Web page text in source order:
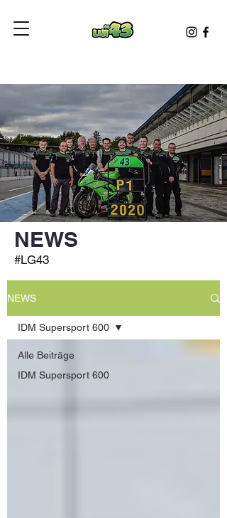
NEWS
#LG43
NEWS
Alle Beiträge
IDM Supersport 600
IDM Supersport 600